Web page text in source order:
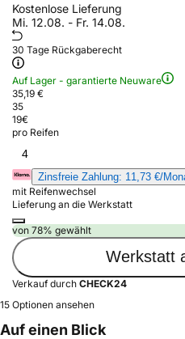
Kostenlose Lieferung
Mi. 12.08. - Fr. 14.08.
30 Tage Rückgaberecht
Auf Lager - garantierte Neuware
35,19 €
35
19€
pro Reifen
4
Zinsfreie Zahlung: 11,73 €/
mit Reifenwechsel
Lieferung an die Werkstatt
von 78% gewählt
Werkstatt
Verkauf durch CHECK24
15 Optionen ansehen
Auf einen Blick